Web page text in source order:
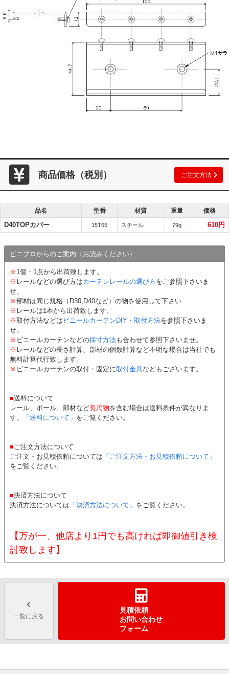
商品価格（税別） ご注文方法
品名 型番 材質 重量 価格
D40TOPカバー 15T65 スチール 79g 610円
ビニプロからのご案内（お読みください）
※ 1個・1点から出荷致します。
※ レールなどの選び方はカーテンレールの選び方をご参照下さいま
せ。
※部材は同じ規格（D30,D40など）の物を使用して下さい
※ レールは1本から出荷致します。
※取付方法などは ビニールカーテンDIY・取付方法を参照下さいま
せ。
※ ビニールカーテンなどの採寸方法も合わせて参照下さいませ。
※ レールなどの長さ計算、部材の個数計算など不明な場合は当社でも
無料計算代行致します。
※ ビニールカーテンの取付・固定に取付金具などもございます。
■送料について
レール、ポール、部材など長尺物を含む場合は送料条件が異なりま
す。
「送料について」 をご覧ください。
■ご注文方法について
ご注文・お見積依頼については 「ご注文方法・お見積依頼について」
をご覧ください。
■決済方法について
決済方法については 「決済方法について」 をご覧ください。
【万が一、他店より1円でも高ければ即御値引き検
討致します】
一覧に戻る
見積依頼
お問い合わせ
フォーム